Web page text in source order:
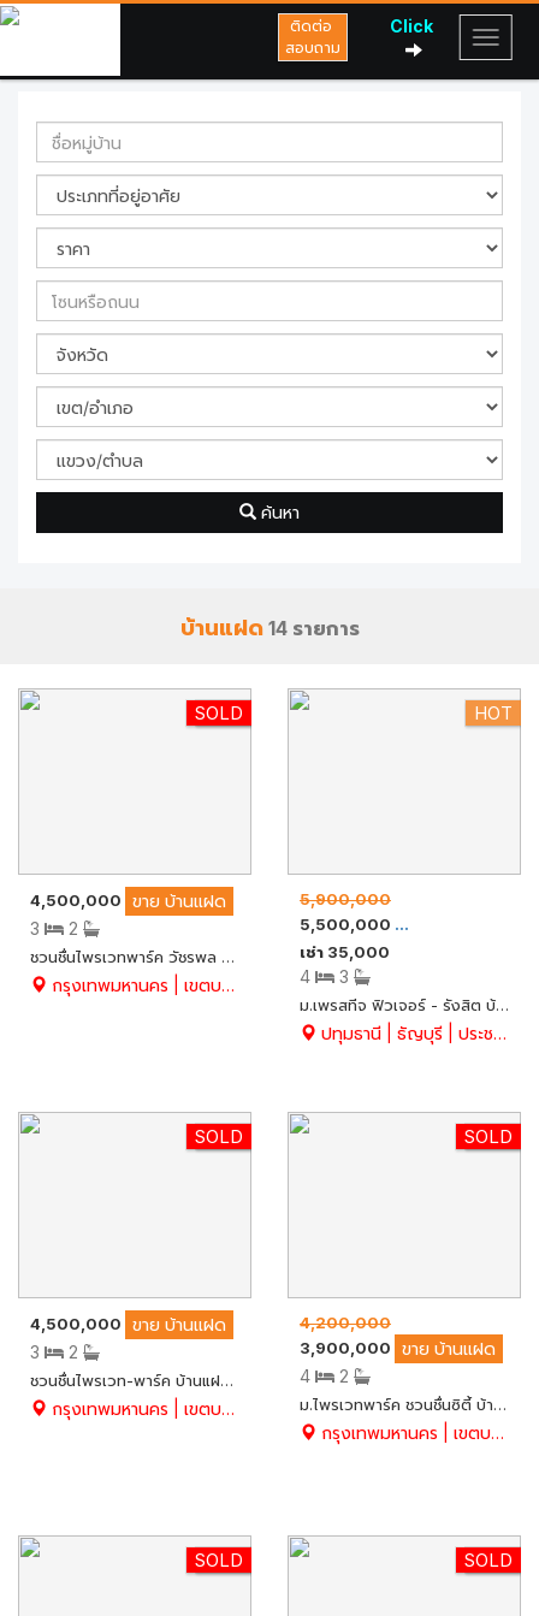
Click
ติดต่อ
สอบถาม
ค้นหา
บ้านแฝด 14 รายการ
HOT
SOLD
4,500,000 ขาย บ้านแฝด
3
2
ชวนชื่นไพรเวทพาร์ค วัชรพล บ้านแฝดรีโนเวท + ต่อเติมเรียบร้อย สวย สะอาด พร้อมอยู่ 42.9 ตร.ว. สภาพดีมาก ใกล้รถไฟฟ้าสายสีชมพู
กรุงเทพมหานคร | เขตบางเขน | ท่าแร้ง
HOT
5,900,000
5,500,000ขายและเช่า
เช่า 35,000
4 3
ม.เพรสทีจ ฟิวเจอร์ - รังสิต บ้านแฝด MODERN สไตล์ยุโรป 4 นอน พื้นที่ใช้สอยสุดคุ้ม ฟังก์ชั่นลงตัว สวยมีสไตล์ (หลังริม) ใหม่มาก พร้อมเฟอร์นิเจอร์ครบ
ปทุมธานี | ธัญบุรี | ประชาธิปัตย์
HOT
SOLD
4,500,000 ขาย บ้านแฝด
3
2
ชวนชื่นไพรเวท-พาร์ค บ้านแฝด 41 ตร.ว. หลังริม ต่อเติมครบ มีพื้นที่สวน สวยคุ้ม
กรุงเทพมหานคร | เขตบางเขน | ท่าแร้ง
HOT
SOLD
4,200,000
3,900,000
ขาย บ้านแฝด
4
2
ม.ไพรเวทพาร์ค ชวนชื่นซิตี้ บ้านแฝด 2 ชั้น ต่อเติมเรียบร้อย สวย พร้อมอยู่ 37 ตร.ว. มี 4 นอน 2 น้ำ แอร์ 6 เขตบางเขน จ.กทม.
กรุงเทพมหานคร | เขตบางเขน | ท่าแร้ง
HOT
SOLD HOT
SOLD